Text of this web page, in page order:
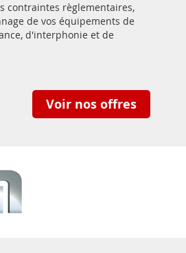
contraintes règlementaires,
de vos équipements de
d'interphonie et de
Voir nos offres